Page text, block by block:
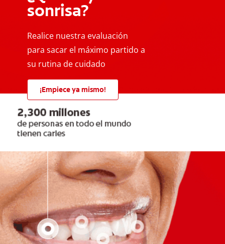
sonrisa?
Realice nuestra evaluación
para sacar el máximo partido a
su rutina de cuidado
¡Empiece ya mismo!